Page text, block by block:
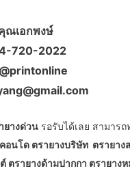
ณเอกพงษ์
720-2022
ยางด่วน รอรับได้เลย สามารถ
อนโด ตรายางบริษัท ตรายาง
ตรายางด้ามปากกา ตรายาง